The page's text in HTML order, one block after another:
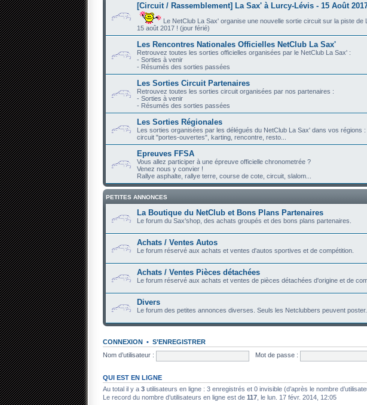
[Circuit / Rassemblement] La Sax' à Lurcy-Lévis - 15 Août
Le NetClub La Sax' organise une nouvelle sortie circuit sur la piste de
15 août 2017 ! (jour férié)
Les Rencontres Nationales Officielles NetClub La Sax'
Retrouvez toutes les sorties officielles organisées par le NetClub La Sax' :
- Sorties à venir
- Résumés des sorties passées
Les Sorties Circuit Partenaires
Retrouvez toutes les sorties circuit organisées par nos partenaires :
- Sorties à venir
- Résumés des sorties passées
Les Sorties Régionales
Les sorties organisées par les délégués du NetClub La Sax' dans vos régions :
circuit "portes-ouvertes", karting, rencontre, resto...
Epreuves FFSA
Vous allez participer à une épreuve officielle chronometrée ?
Venez nous y convier !
Rallye asphalte, rallye terre, course de cote, circuit, slalom...
PETITES ANNONCES
La Boutique du NetClub et Bons Plans Partenaires
Le forum du Sax'shop, des achats groupés et des bons plans partenaires.
Achats / Ventes Autos
Le forum réservé aux achats et ventes d'autos sportives et de compétition.
Achats / Ventes Pièces détachées
Le forum réservé aux achats et ventes de pièces détachées d'origine et de
Divers
Le forum des petites annonces diverses. Seuls les Netclubbers peuvent poster.
CONNEXION • S’ENREGISTRER
Nom d’utilisateur :
Mot de passe :
QUI EST EN LIGNE
Au total il y a 3 utilisateurs en ligne : 3 enregistrés et 0 invisible (d’après le nombre
Le record du nombre d’utilisateurs en ligne est de 117 , le lun. 17 févr. 2014, 12:05